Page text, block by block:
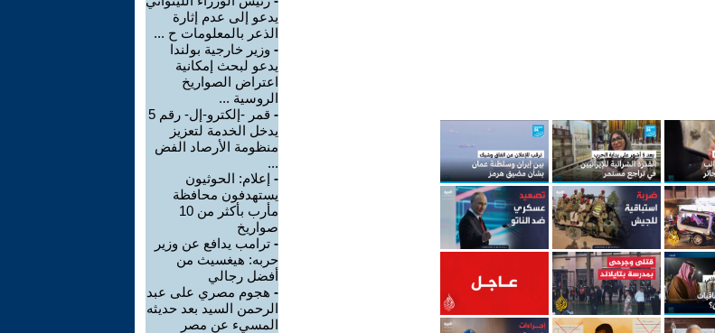
يدعو إلى عدم إثارة
الذعر بالمعلومات ح ...
- وزير خارجية بولندا
يدعو لبحث إمكانية
اعتراض الصواريخ
الروسية ...
-
قمر -إلكترو-إل- رقم 5
يدخل الخدمة لتعزيز
منظومة الأرصاد الفض
...
- إعلام: الحوثيون
يستهدفون محافظة
مأرب بأكثر من 10
صواريخ
- ترامب يدافع عن وزير
حربه: هيغسيث من
أفضل رجالي
- هجوم مصري على عبد
الرحمن السيد بعد حديثه
المسيء عن مصر